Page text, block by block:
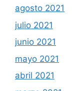
agosto 2021
julio 2021
junio 2021
mayo 2021
abril 2021